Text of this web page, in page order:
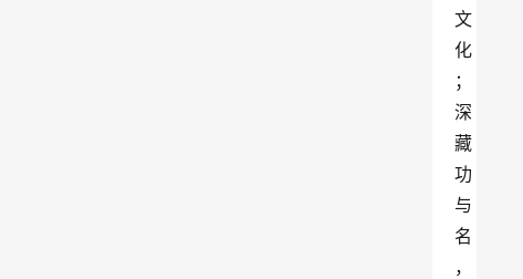
文
化
；
深
藏
功
与
名
，